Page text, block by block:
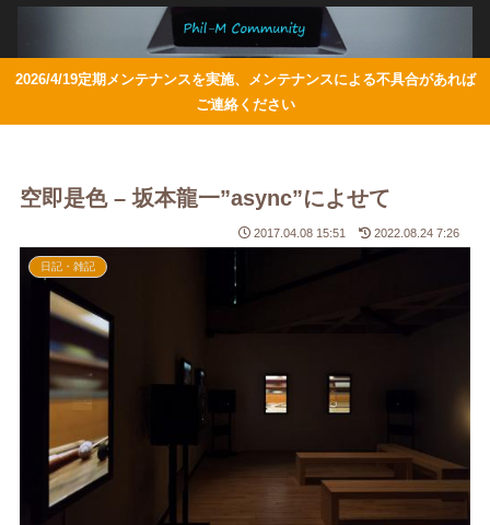
2026/4/19定期メンテナンスを実施、メンテナンスによる不具合があれば
ご連絡ください
空即是色 – 坂本龍一”async”によせて
2017.04.08 15:51 2022.08.24 7:26
日記・雑記